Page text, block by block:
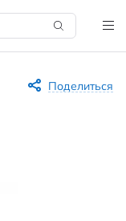
Поделиться